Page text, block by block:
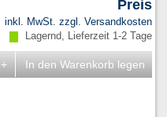
Preis
inkl. MwSt. zzgl. Versandkosten
Lagernd, Lieferzeit 1-2 Tage
+ In den Warenkorb legen